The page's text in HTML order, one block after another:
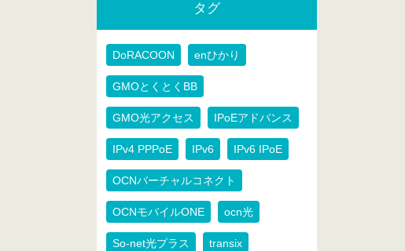
タグ
DoRACOON enひかり
GMOとくとくBB
GMO光アクセス IPoEアドバンス
IPv4 PPPoE IPv6 IPv6 IPoE
OCNバーチャルコネクト
OCNモバイルONE ocn光
So-net光プラス transix